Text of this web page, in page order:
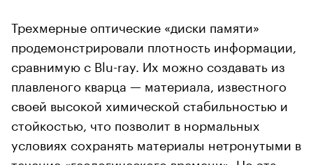
Трехмерные оптические «диски памяти»
продемонстрировали плотность информации,
сравнимую с Blu-ray. Их можно создавать из
плавленого кварца — материала, известного
своей высокой химической стабильностью и
стойкостью, что позволит в нормальных
условиях сохранять материалы нетронутыми в